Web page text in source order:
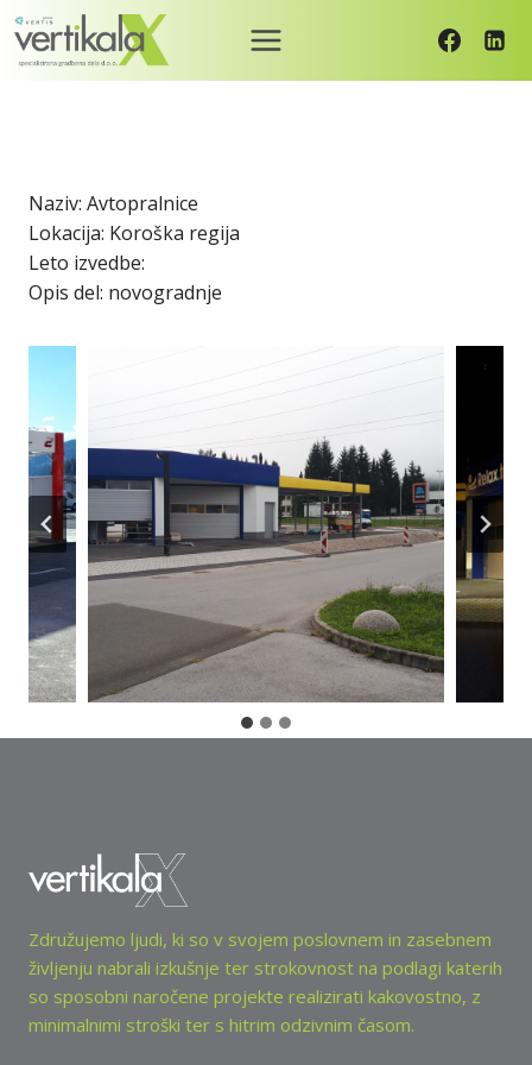
Skip
to
content
Naziv: Avtopralnice
Lokacija: Koroška regija
Leto izvedbe:
Opis del: novogradnje
Združujemo ljudi, ki so v svojem poslovnem in zasebnem
življenju nabrali izkušnje ter strokovnost na podlagi katerih
so sposobni naročene projekte realizirati kakovostno, z
minimalnimi stroški ter s hitrim odzivnim časom.